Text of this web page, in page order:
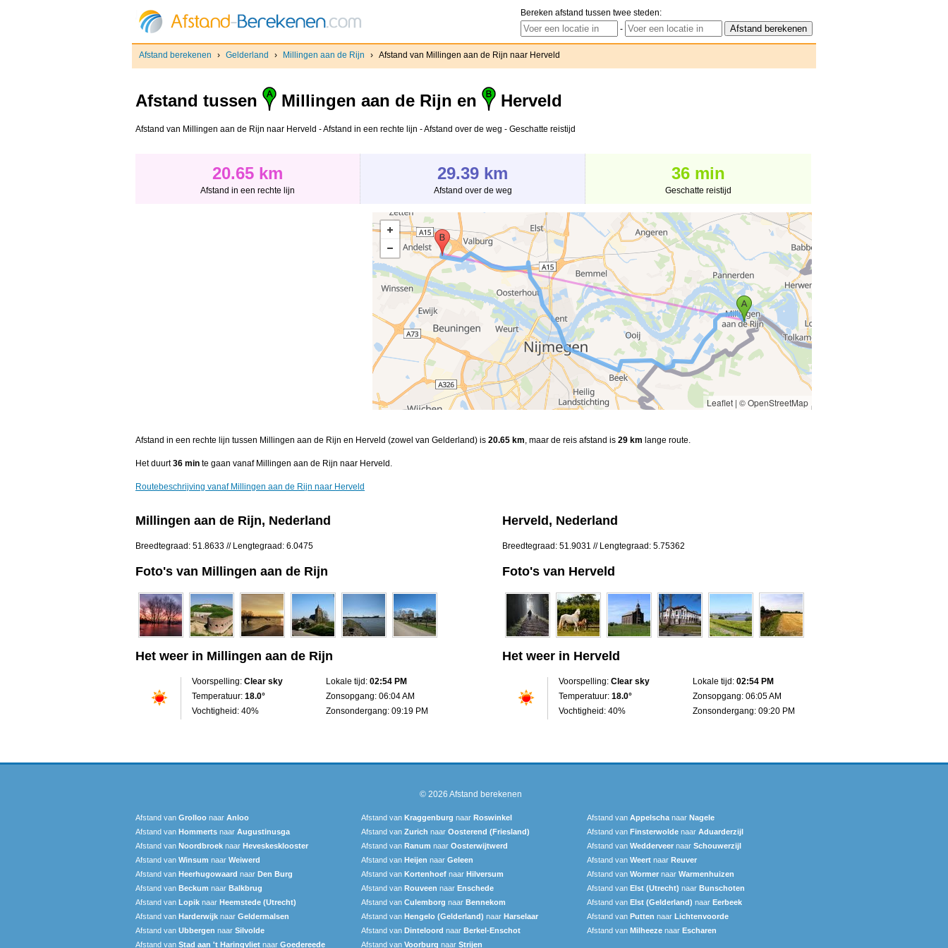
Bereken afstand tussen twee steden:
-
Afstand berekenen › Gelderland › Millingen aan de Rijn › Afstand van Millingen aan de Rijn naar Herveld
Afstand tussen Millingen aan de Rijn en Herveld
Afstand van Millingen aan de Rijn naar Herveld - Afstand in een rechte lijn - Afstand over de weg - Geschatte reistijd
20.65 km
Afstand in een rechte lijn
29.39 km
Afstand over de weg
36 min
Geschatte reistijd
Leaflet | © OpenStreetMap
Afstand in een rechte lijn tussen Millingen aan de Rijn en Herveld (zowel van Gelderland) is 20.65 km, maar de reis afstand is 29 km lange route.
Het duurt36 min te gaan vanaf Millingen aan de Rijn naar Herveld.
Routebeschrijving vanaf Millingen aan de Rijn naar Herveld
Millingen aan de Rijn, Nederland
Breedtegraad: 51.8633 // Lengtegraad: 6.0475
Foto's van Millingen aan de Rijn
Het weer in Millingen aan de Rijn
Voorspelling: Clear sky
Temperatuur: 18.0°
Vochtigheid: 40%
Lokale tijd: 02:54 PM
Zonsopgang: 06:04 AM
Zonsondergang: 09:19 PM
Herveld, Nederland
Breedtegraad: 51.9031 // Lengtegraad: 5.75362
Foto's van Herveld
Het weer in Herveld
Voorspelling: Clear sky
Temperatuur: 18.0°
Vochtigheid: 40%
Lokale tijd: 02:54 PM
Zonsopgang: 06:05 AM
Zonsondergang: 09:20 PM
© 2026 Afstand berekenen
Afstand van Grolloo naar Anloo Afstand van Kraggenburg naar Roswinkel Afstand van Appelscha naar Nagele
Afstand van Hommerts naar Augustinusga Afstand van Zurich naar Oosterend (Friesland) Afstand van Finsterwolde naar Aduarderzijl
Afstand van Noordbroek naar Heveskesklooster‎ Afstand van Ranum naar Oosterwijtwerd Afstand van Wedderveer naar Schouwerzijl
Afstand van Winsum naar Weiwerd Afstand van Heijen naar Geleen Afstand van Weert naar Reuver
Afstand van Heerhugowaard naar Den Burg Afstand van Kortenhoef naar Hilversum Afstand van Wormer naar Warmenhuizen
Afstand van Beckum naar Balkbrug Afstand van Rouveen naar Enschede Afstand van Elst (Utrecht) naar Bunschoten
Afstand van Lopik naar Heemstede (Utrecht) Afstand van Culemborg naar Bennekom Afstand van Elst (Gelderland) naar Eerbeek
Afstand van Harderwijk naar Geldermalsen Afstand van Hengelo (Gelderland) naar Harselaar Afstand van Putten naar Lichtenvoorde
Afstand van Ubbergen naar Silvolde Afstand van Dinteloord naar Berkel-Enschot Afstand van Milheeze naar Escharen
Afstand van Stad aan 't Haringvliet naar Goedereede Afstand van Voorburg naar Strijen